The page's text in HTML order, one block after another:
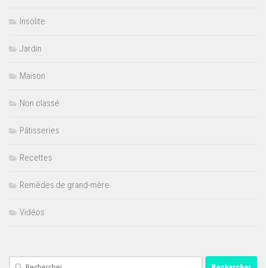
Insolite
Jardin
Maison
Non classé
Pâtisseries
Recettes
Remèdes de grand-mère
Vidéos
Rechercher :